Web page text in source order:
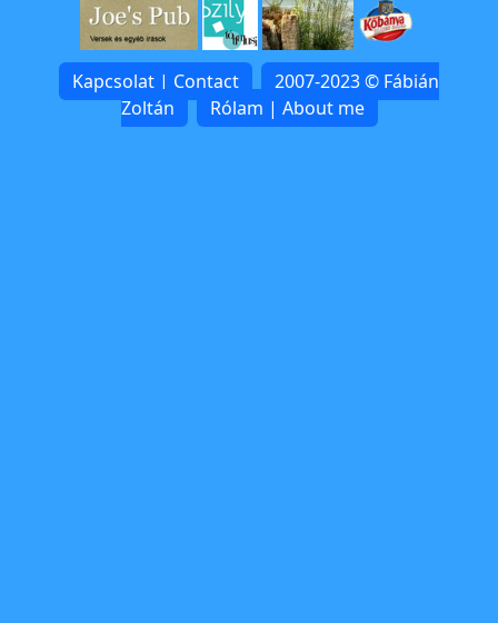
Kapcsolat | Contact
2007-2023 © Fábián
Zoltán
Rólam | About me